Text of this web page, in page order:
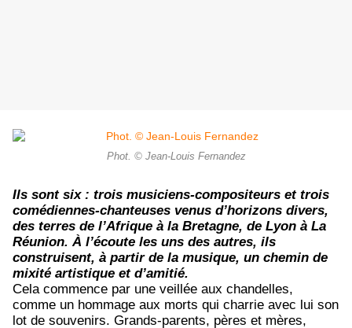
Phot. © Jean-Louis Fernandez
Ils sont six : trois musiciens-compositeurs et trois
comédiennes-chanteuses venus d’horizons divers,
des terres de l’Afrique à la Bretagne, de Lyon à La
Réunion. À l’écoute les uns des autres, ils
construisent, à partir de la musique, un chemin de
mixité artistique et d’amitié.
Cela commence par une veillée aux chandelles,
comme un hommage aux morts qui charrie avec lui son
lot de souvenirs. Grands-parents, pères et mères,